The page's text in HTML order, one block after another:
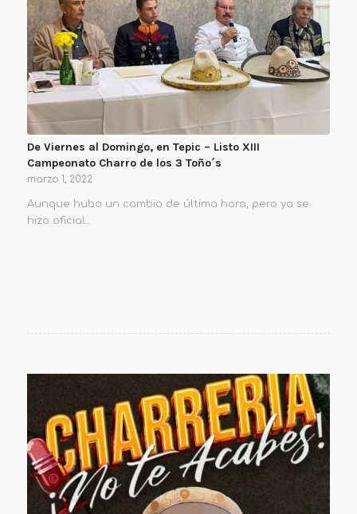
De Viernes al Domingo, en Tepic – Listo XIII
Campeonato Charro de los 3 Toño´s
marzo 1, 2022
Aunque hubo un cambio de última hora, pero ya se
hizo oficial…